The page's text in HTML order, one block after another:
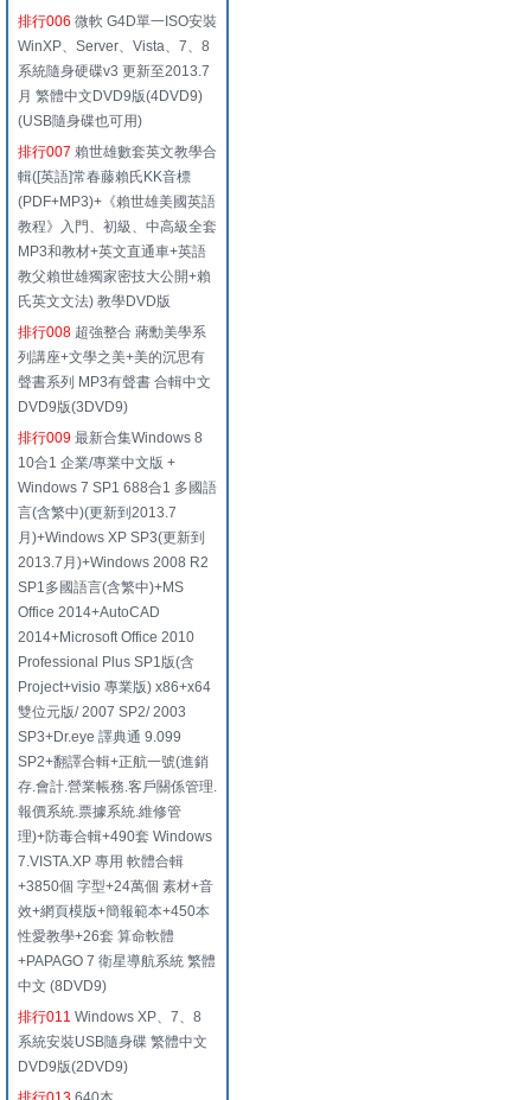
排行006 微軟 G4D單一ISO安裝
WinXP、Server、Vista、7、8
系統隨身硬碟v3 更新至2013.7
月 繁體中文DVD9版(4DVD9)
(USB隨身碟也可用)
排行007 賴世雄數套英文教學合
輯([英語]常春藤賴氏KK音標
(PDF+MP3)+《賴世雄美國英語
教程》入門、初級、中高級全套
MP3和教材+英文直通車+英語
教父賴世雄獨家密技大公開+賴
氏英文文法) 教學DVD版
排行008 超強整合 蔣勳美學系
列講座+文學之美+美的沉思有
聲書系列 MP3有聲書 合輯中文
DVD9版(3DVD9)
排行009 最新合集Windows 8
10合1 企業/專業中文版 +
Windows 7 SP1 688合1 多國語
言(含繁中)(更新到2013.7
月)+Windows XP SP3(更新到
2013.7月)+Windows 2008 R2
SP1多國語言(含繁中)+MS
Office 2014+AutoCAD
2014+Microsoft Office 2010
Professional Plus SP1版(含
Project+visio 專業版) x86+x64
雙位元版/ 2007 SP2/ 2003
SP3+Dr.eye 譯典通 9.099
SP2+翻譯合輯+正航一號(進銷
存.會計.營業帳務.客戶關係管理.
報價系統.票據系統.維修管
理)+防毒合輯+490套 Windows
7.VISTA.XP 專用 軟體合輯
+3850個 字型+24萬個 素材+音
效+網頁模版+簡報範本+450本
性愛教學+26套 算命軟體
+PAPAGO 7 衛星導航系統 繁體
中文 (8DVD9)
排行011 Windows XP、7、8
系統安裝USB隨身碟 繁體中文
DVD9版(2DVD9)